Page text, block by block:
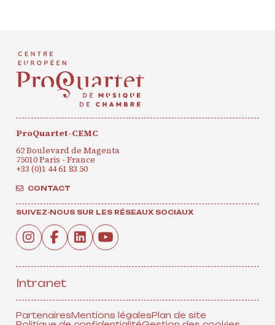
ProQuartet-CEMC
62 Boulevard de Magenta
75010 Paris - France
+33 (0)1 44 61 83 50
CONTACT
SUIVEZ-NOUS SUR LES RÉSEAUX SOCIAUX
Intranet
PartenairesMentions légalesPlan de site